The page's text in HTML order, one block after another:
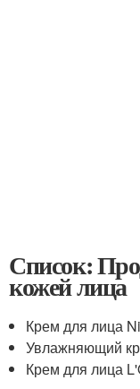
Список:
кожей лица
Крем для лица
Увлажняющий
Крем для лица